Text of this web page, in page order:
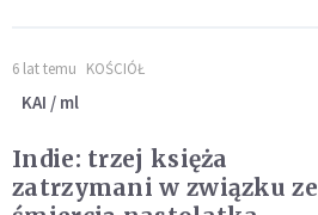
6 lat temu KOŚCIÓŁ
KAI / ml
Indie: trzej księża
zatrzymani w związku ze